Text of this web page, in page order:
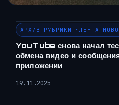
АРХИВ РУБРИКИ ~ЛЕНТА
YouTube снова начал
обмена видео и
приложении
19.11.2025